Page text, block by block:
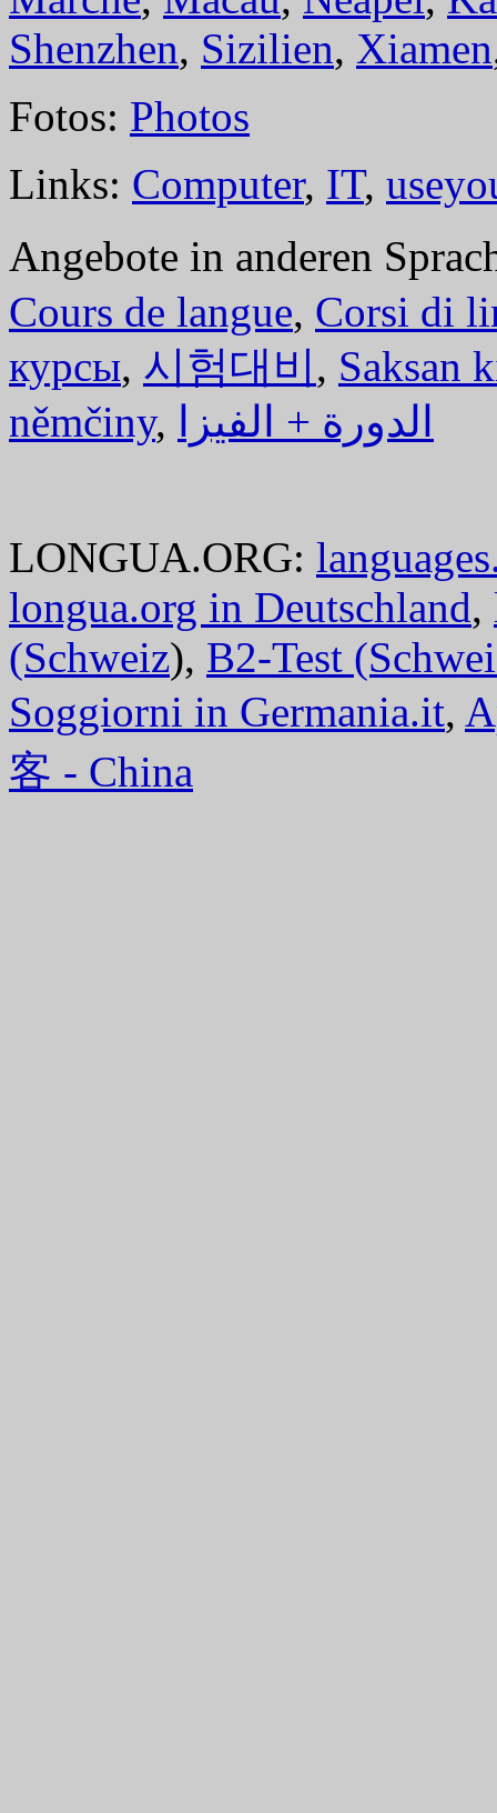
Shenzhen, Sizilien, Xiamen
Fotos: Photos
Links: Computer, IT,
Angebote in anderen
Cours de langue, Corsi di
курсы, 시험대비, Saksan
němčiny, الدورة + الفيزا
LONGUA.ORG:
longua.org in Deutschland,
(Schweiz), B2-Test
Soggiorni in Germania.it,
客 - China